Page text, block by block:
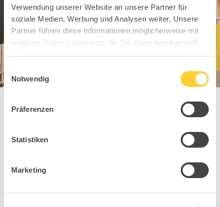
Verwendung unserer Website an unsere Partner für
soziale Medien, Werbung und Analysen weiter. Unsere
Partner führen diese Informationen möglicherweise mit
weiteren Daten zusammen, die Sie ihnen bereitgestellt
haben oder die sie im Rahmen Ihrer Nutzung der Dienste
Einwilligungsauswahl
Notwendig
Präferenzen
Statistiken
Marketing
You might also
like these Sitness
Kids models